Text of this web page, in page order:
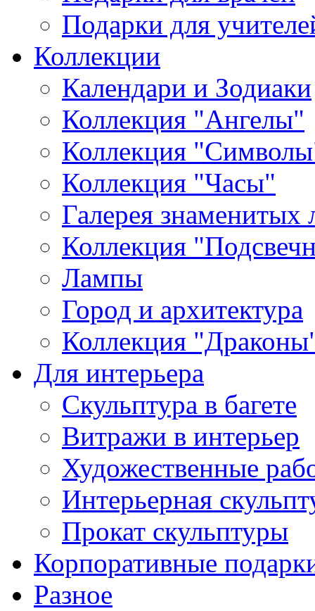
Подарки для
Коллекции
Календари и Зодиаки
Коллекция "Ангелы"
Коллекция
Коллекция "Часы"
Галерея знаменитых
Коллекция
Лампы
Город и архитектура
Коллекция
Для интерьера
Скульптура в багете
Витражи в интерьер
Художественные
Интерьерная
Прокат скульптуры
Корпоративные
Разное